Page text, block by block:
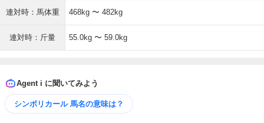
連対時：馬体重 468kg 〜 482kg
連対時：斤量 55.0kg 〜 59.0kg
Agent i に聞いてみよう
シンボリカール 馬名の意味は？